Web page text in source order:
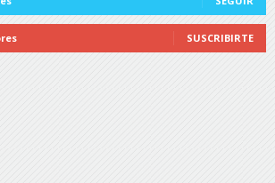
SUSCRIBIRTE